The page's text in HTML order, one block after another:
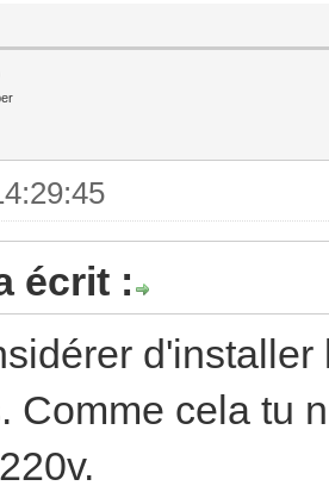
écrit :
Comme cela tu